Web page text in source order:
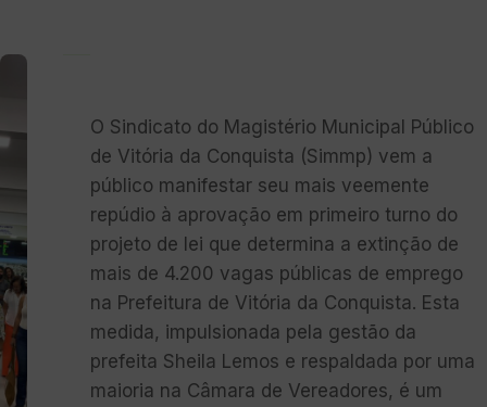
O Sindicato do Magistério Municipal Público
de Vitória da Conquista (Simmp) vem a
público manifestar seu mais veemente
repúdio à aprovação em primeiro turno do
projeto de lei que determina a extinção de
mais de 4.200 vagas públicas de emprego
na Prefeitura de Vitória da Conquista. Esta
medida, impulsionada pela gestão da
prefeita Sheila Lemos e respaldada por uma
maioria na Câmara de Vereadores, é um